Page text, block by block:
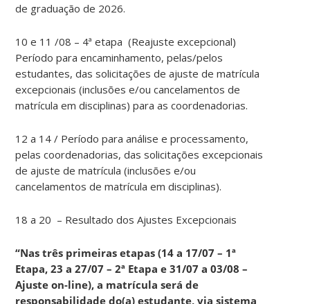
de graduação de 2026.
10 e 11 /08 – 4ª etapa (Reajuste excepcional)
Período para encaminhamento, pelas/pelos
estudantes, das solicitações de ajuste de matrícula
excepcionais (inclusões e/ou cancelamentos de
matrícula em disciplinas) para as coordenadorias.
12 a 14 / Período para análise e processamento,
pelas coordenadorias, das solicitações excepcionais
de ajuste de matrícula (inclusões e/ou
cancelamentos de matrícula em disciplinas).
18 a 20 – Resultado dos Ajustes Excepcionais
“Nas três primeiras etapas (14 a 17/07 – 1ª
Etapa, 23 a 27/07 – 2ª Etapa e 31/07 a 03/08 –
Ajuste on-line), a matrícula será de
responsabilidade do(a) estudante, via sistema